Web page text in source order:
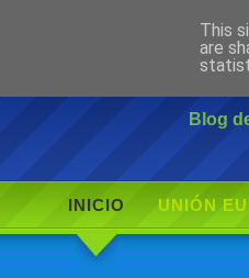
Blog
INICIO UNIÓN
This
are